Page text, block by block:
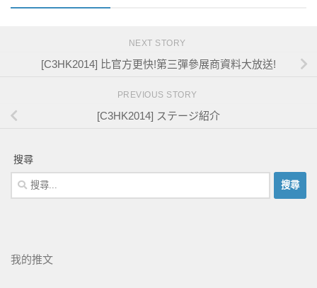
NEXT STORY
[C3HK2014] 比官方更快!第三彈參展商資料大放送!
PREVIOUS STORY
[C3HK2014] ステージ紹介
搜尋
我的推文